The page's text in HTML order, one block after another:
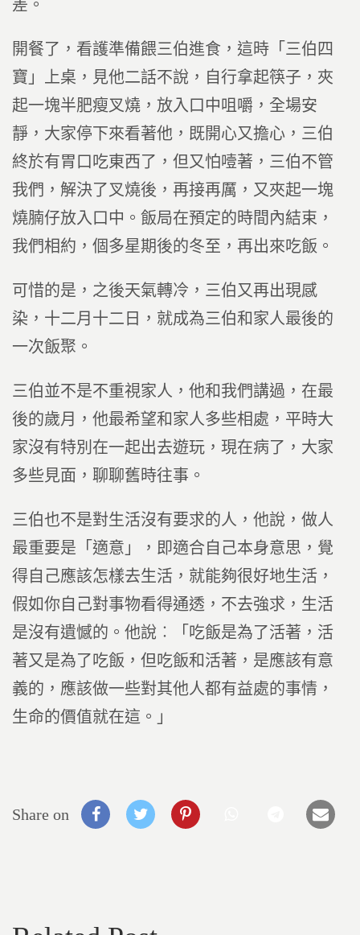
差。
開餐了，看護準備餵三伯進食，這時「三伯四
寶」上桌，見他二話不說，自行拿起筷子，夾
起一塊半肥瘦叉燒，放入口中咀嚼，全場安
靜，大家停下來看著他，既開心又擔心，三伯
終於有胃口吃東西了，但又怕噎著，三伯不管
我們，解決了叉燒後，再接再厲，又夾起一塊
燒腩仔放入口中。飯局在預定的時間內結束，
我們相約，個多星期後的冬至，再出來吃飯。
可惜的是，之後天氣轉冷，三伯又再出現感
染，十二月十二日，就成為三伯和家人最後的
一次飯聚。
三伯並不是不重視家人，他和我們講過，在最
後的歲月，他最希望和家人多些相處，平時大
家沒有特別在一起出去遊玩，現在病了，大家
多些見面，聊聊舊時往事。
三伯也不是對生活沒有要求的人，他說，做人
最重要是「適意」，即適合自己本身意思，覺
得自己應該怎樣去生活，就能夠很好地生活，
假如你自己對事物看得通透，不去強求，生活
是沒有遺憾的。他說︰「吃飯是為了活著，活
著又是為了吃飯，但吃飯和活著，是應該有意
義的，應該做一些對其他人都有益處的事情，
生命的價值就在這。」
Share on